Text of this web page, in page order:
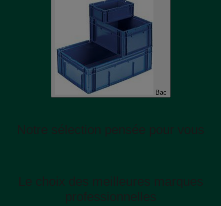
Bac
Notre sélection pensée pour vous
Le choix des meilleures marques
professionnelles